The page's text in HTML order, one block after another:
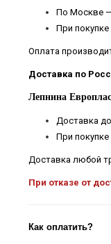
По Москве —
При
Оплата
Доставка по
Лепнина
Доставка
При
Доставка любой
При отказе от
Как оплатить?